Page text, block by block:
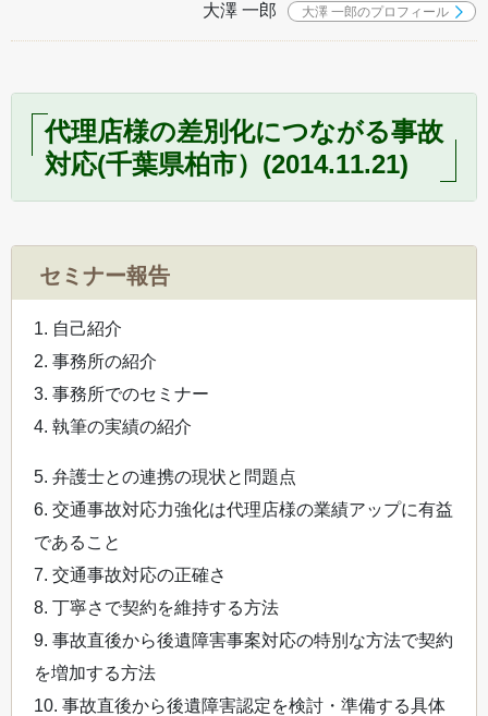
大澤 一郎 大澤 一郎のプロフィール
代理店様の差別化につながる事故
対応(千葉県柏市）(2014.11.21)
セミナー報告
1. 自己紹介
2. 事務所の紹介
3. 事務所でのセミナー
4. 執筆の実績の紹介
5. 弁護士との連携の現状と問題点
6. 交通事故対応力強化は代理店様の業績アップに有益
であること
7. 交通事故対応の正確さ
8. 丁寧さで契約を維持する方法
9. 事故直後から後遺障害事案対応の特別な方法で契約
を増加する方法
10. 事故直後から後遺障害認定を検討・準備する具体